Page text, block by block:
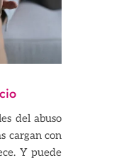
del abuso
cargan con
Y puede